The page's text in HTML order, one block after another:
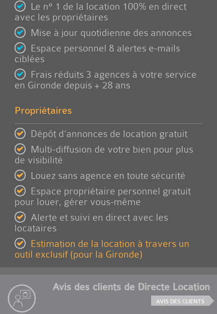
Le n° 1 de la location 100% en direct
avec les propriétaires
Mise à jour quotidienne des annonces
Espace personnel & alertes e-mails
ciblées
Frais réduits 3 agences à votre service
en Gironde depuis + 28 ans
Propriétaires
Dépôt d’annonces de location gratuit
Multi-diffusion de votre bien pour plus
de visibilité
Louez sans agence en toute sécurité
Espace propriétaire personnel gratuit
pour louer, gérer vous-même
Alerte et suivi en direct avec les
locataires
Estimation de la location à travers un
outil exclusif (pour la Gironde)
Avis des clients de Directe Location
AVIS DES CLIENTS